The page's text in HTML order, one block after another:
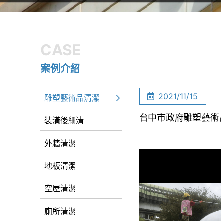
CASE
案例介紹
雕塑藝術品清潔
裝潢後細清
外牆清潔
地板清潔
空屋清潔
廁所清潔
2021/11/15
台中市政府雕塑藝